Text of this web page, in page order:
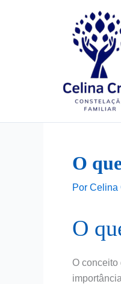
O
Por Celina
O
O conceito